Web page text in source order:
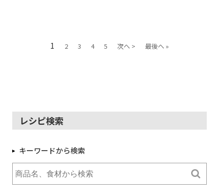
1 2 3 4 5 次へ > 最後へ »
レシピ検索
キーワードから検索